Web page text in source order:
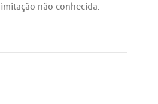
imitação não conhecida.